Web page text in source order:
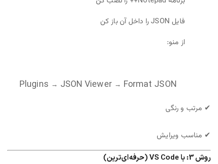
فایل JSON را داخل آن باز کن
از منو:
Plugins → JSON Viewer→ Format JSON
✔ مرتب و رنگی
✔ مناسب ویرایش
روش 3: با VS Code (حرفه‌ای‌ترین)